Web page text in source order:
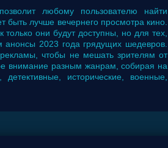
любому пользователю найти
быть лучше вечернего просмотра кино.
только они будут доступны, но для тех,
анонсы 2023 года грядущих шедевров.
чтобы не мешать зрителям от
внимание разным жанрам, собирая на
исторические, военные,